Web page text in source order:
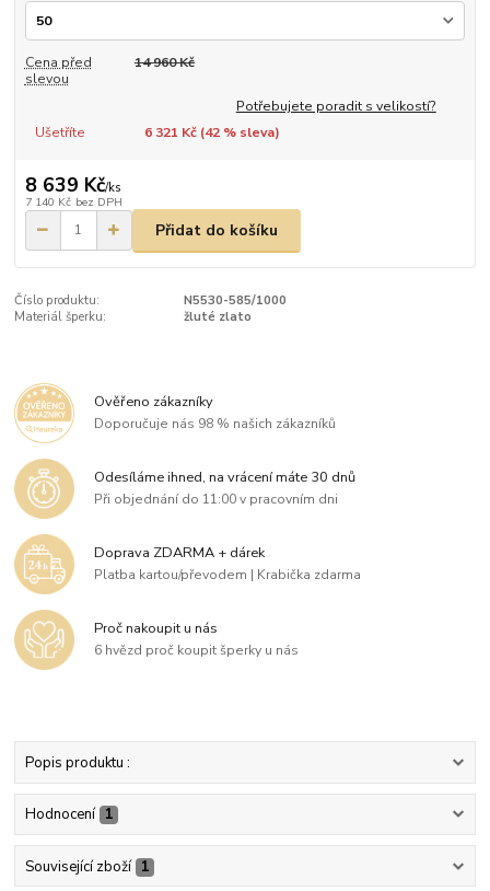
Cena před
slevou
14 960 Kč
Potřebujete poradit s velikostí?
Ušetříte
6 321 Kč (42% sleva)
8 639 Kč/ks
7 140 Kč bez DPH
Přidat do košíku
Číslo produktu:
N5530-585/1000
Materiál šperku:
žluté zlato
Ověřeno zákazníky
Doporučuje nás 98 % našich zákazníků
Odesíláme ihned, na vrácení máte 30 dnů
Při objednání do 11:00 v pracovním dni
Doprava ZDARMA + dárek
Platba kartou/převodem | Krabička zdarma
Proč nakoupit u nás
6 hvězd proč koupit šperky u nás
Popis produktu :
Hodnocení 1
Související zboží 1